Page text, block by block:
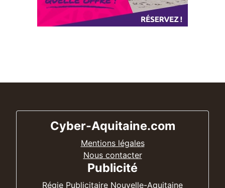
Cyber-Aquitaine.com
Mentions légales
Nous contacter
Publicité
Régie Publicitaire Nouvelle-Aquitaine